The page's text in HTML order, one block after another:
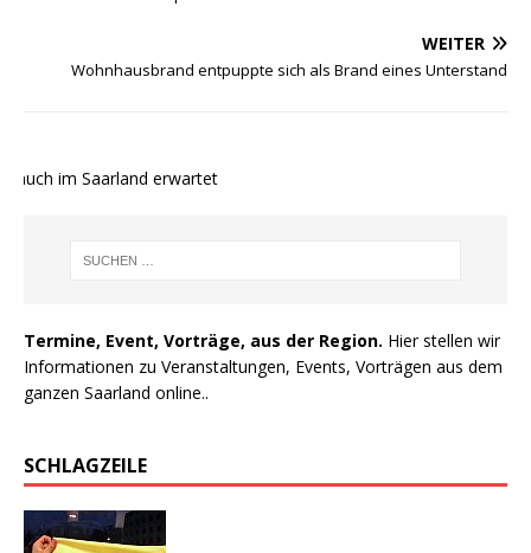
WEITER
Wohnhausbrand entpuppte sich als Brand eines Unterstand
im Saarland erwartet
Termine, Event, Vorträge, aus der Region. Hier stellen wir
Informationen zu Veranstaltungen, Events, Vorträgen aus dem
ganzen Saarland online..
SCHLAGZEILE